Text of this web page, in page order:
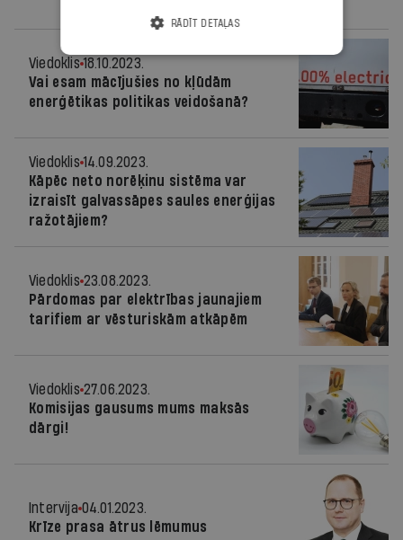
Viedoklis 18.10.2023.
Vai esam mācījušies no kļūdām
enerģētikas politikas veidošanā?
Viedoklis 14.09.2023.
Kāpēc neto norēķinu sistēma var
izraisīt galvassāpes saules enerģijas
ražotājiem?
Viedoklis 23.08.2023.
Pārdomas par elektrības jaunajiem
tarifiem ar vēsturiskām atkāpēm
Viedoklis 27.06.2023.
Komisijas gausums mums maksās
dārgi!
Intervija 04.01.2023.
Krīze prasa ātrus lēmumus
RĀDĪT DETAĻAS